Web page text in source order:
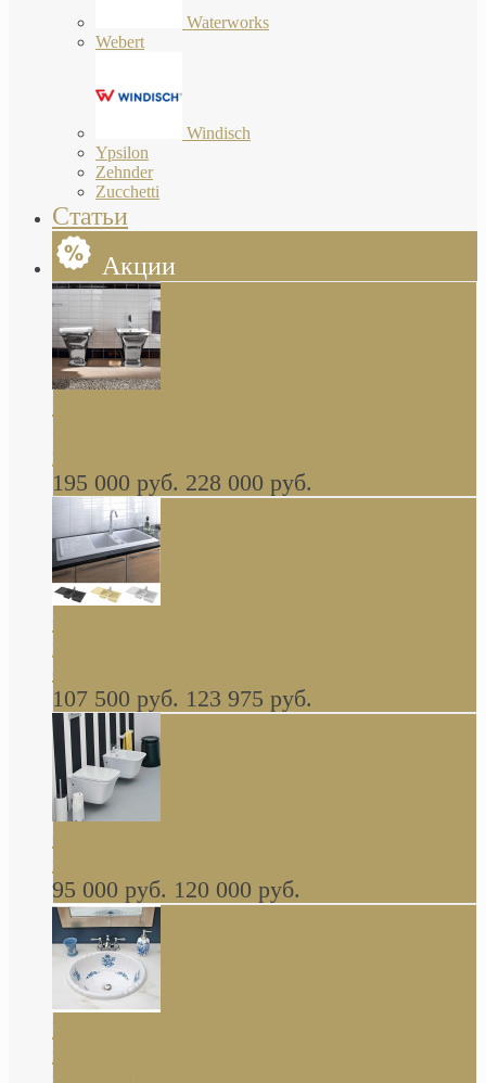
Waterworks
Webert
Windisch
Ypsilon
Zehnder
Zucchetti
Статьи
Акции
Butterfly Scarabeo КОМПЛЕКТ санфаянса
глянцевая платина В НАЛИЧИИ
195 000 руб. 228 000 руб.
керамическая мойка 1160 x 510 мм белая,
серая, черная, бежевая В НАЛИЧИИ
107 500 руб. 123 975 руб.
навесное КОМПЛЕКТ
95 000 руб. 120 000 руб.
Decorated Bathroom раковина овальная
встраиваемая для ванной с рисунком синяя